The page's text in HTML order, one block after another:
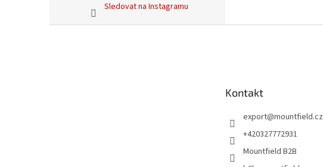
Sledovat na Instagramu
Kontakt
export@mountfield.cz
+420327772931
Mountfield B2B